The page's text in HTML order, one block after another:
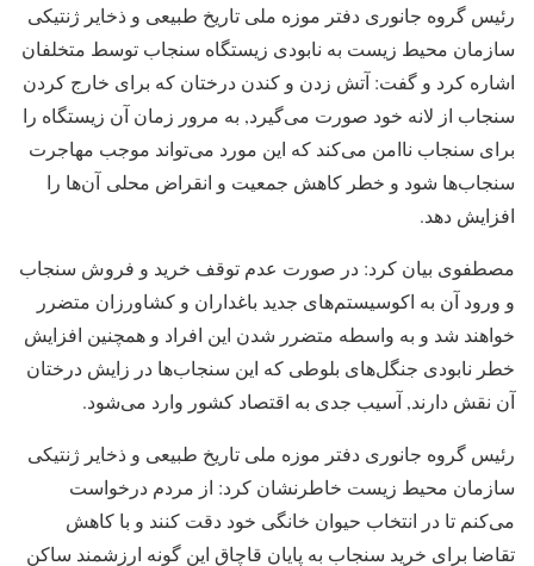
رئیس گروه جانوری دفتر موزه ملی تاریخ طبیعی و ذخایر ژنتیکی
سازمان محیط زیست به نابودی زیستگاه سنجاب توسط متخلفان
اشاره کرد و گفت: آتش زدن و کندن درختان که برای خارج کردن
سنجاب از لانه خود صورت می‌گیرد, به مرور زمان آن زیستگاه را
برای سنجاب ناامن می‌کند که این مورد می‌تواند موجب مهاجرت
سنجاب‌ها شود و خطر کاهش جمعیت و انقراض محلی آن‌ها را
افزایش دهد.
مصطفوی بیان کرد: در صورت عدم توقف خرید و فروش سنجاب
و ورود آن به اکوسیستم‌های جدید باغداران و کشاورزان متضرر
خواهند شد و به واسطه متضرر شدن این افراد و همچنین افزایش
خطر نابودی جنگل‌های بلوطی که این سنجاب‌ها در زایش درختان
آن نقش دارند, آسیب جدی به اقتصاد کشور وارد می‌شود.
رئیس گروه جانوری دفتر موزه ملی تاریخ طبیعی و ذخایر ژنتیکی
سازمان محیط زیست خاطرنشان کرد: از مردم درخواست
می‌کنم تا در انتخاب حیوان خانگی خود دقت کنند و با کاهش
تقاضا برای خرید سنجاب به پایان قاچاق این گونه ارزشمند ساکن